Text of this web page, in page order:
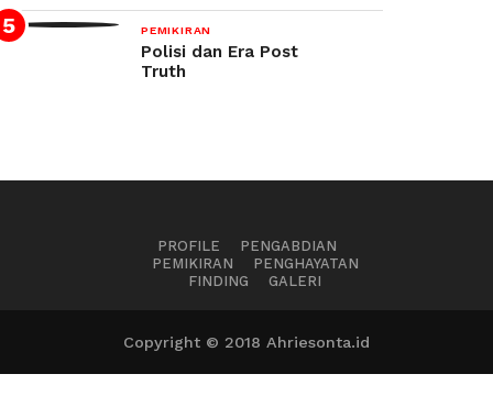
PEMIKIRAN
Polisi dan Era Post
Truth
PROFILE
PENGABDIAN
PEMIKIRAN
PENGHAYATAN
FINDING
GALERI
Copyright © 2018 Ahriesonta.id